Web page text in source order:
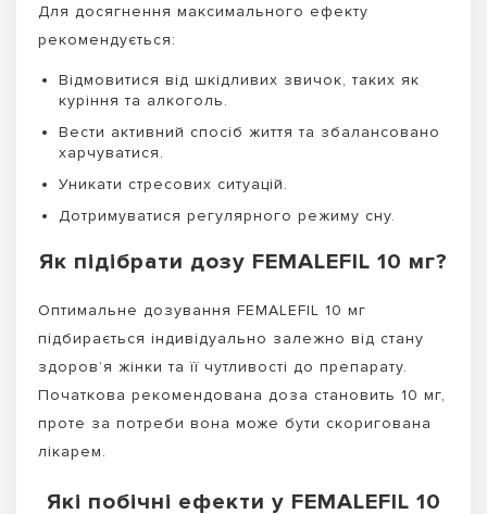
Для досягнення максимального ефекту
рекомендується:
Відмовитися від шкідливих звичок, таких як
куріння та алкоголь.
Вести активний спосіб життя та збалансовано
харчуватися.
Уникати стресових ситуацій.
Дотримуватися регулярного режиму сну.
Як підібрати дозу FEMALEFIL 10 мг?
Оптимальне дозування FEMALEFIL 10 мг
підбирається індивідуально залежно від стану
здоров’я жінки та її чутливості до препарату.
Початкова рекомендована доза становить 10 мг,
проте за потреби вона може бути скоригована
лікарем.
Які побічні ефекти у FEMALEFIL 10